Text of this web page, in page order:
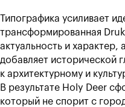
Типографика усиливает
трансформированная
актуальность и характер,
добавляет исторической
к архитектурному и
В результате Holy Deer
который не спорит с